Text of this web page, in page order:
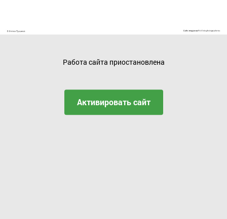
Работа сайта приостановлена
Активировать сайт